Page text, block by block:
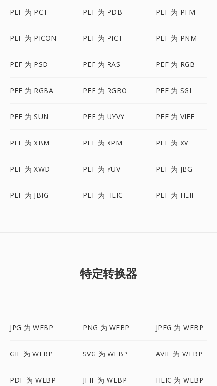
PEF 为 PCT PEF 为 PDB PEF 为 PFM
PEF 为 PICON PEF 为 PICT PEF 为 PNM
PEF 为 PSD PEF 为 RAS PEF 为 RGB
PEF 为 RGBA PEF 为 RGBO PEF 为 SGI
PEF 为 SUN PEF 为 UYVY PEF 为 VIFF
PEF 为 XBM PEF 为 XPM PEF 为 XV
PEF 为 XWD PEF 为 YUV PEF 为 JBG
PEF 为 JBIG PEF 为 HEIC PEF 为 HEIF
特定转换器
JPG 为 WEBP PNG 为 WEBP JPEG 为 WEBP
GIF 为 WEBP SVG 为 WEBP AVIF 为 WEBP
PDF 为 WEBP JFIF 为 WEBP HEIC 为 WEBP